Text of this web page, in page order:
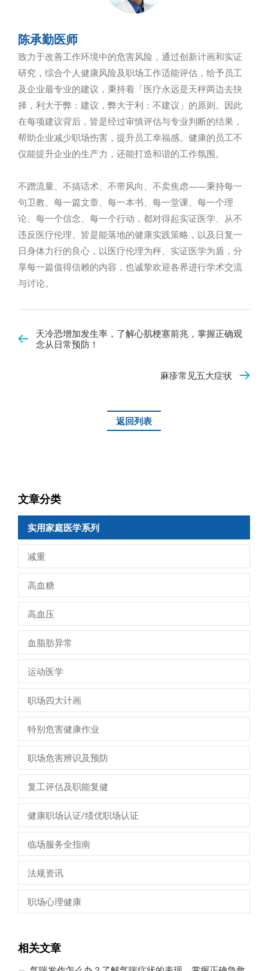
陈承勤医师
致力于改善工作环境中的危害风险，通过创新计画和实证
研究，综合个人健康风险及职场工作适能评估，给予员工
及企业最专业的建议，秉持着「医疗永远是天秤两边去抉
择，利大于弊：建议，弊大于利：不建议」的原则。因此
在每项建议背后，皆是经过审慎评估与专业判断的结果，
帮助企业减少职场伤害，提升员工幸福感。健康的员工不
仅能提升企业的生产力，还能打造和谐的工作氛围。
不蹭流量、不搞话术、不带风向、不卖焦虑——秉持每一
句卫教、每一篇文章、每一本书、每一堂课、每一个理
论、每一个信念、每一个行动，都对得起实证医学、从不
违反医疗伦理、皆是能落地的健康实践策略，以及日复一
日身体力行的良心，以医疗伦理为秤、实证医学为盾，分
享每一篇值得信赖的内容，也诚挚欢迎各界进行学术交流
与讨论。
天冷恐增加发生率，了解心肌梗塞前兆，掌握正确观
念从日常预防！
麻疹常见五大症状
返回列表
文章分类
实用家庭医学系列
减重
高血糖
高血压
血脂肪异常
运动医学
职场四大计画
特别危害健康作业
职场危害辨识及预防
复工评估及职能复健
健康职场认证/绩优职场认证
临场服务全指南
法规资讯
职场心理健康
相关文章